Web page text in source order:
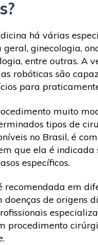
há várias
ginecologia,
entre outras. A
robóticas são
para
muito
tipos de
no Brasil, é
que ela é indicada
específicos.
recomendada em
doenças de origens
procedimento